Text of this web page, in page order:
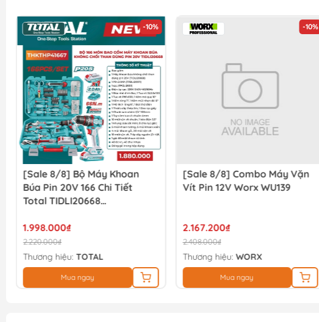
-10%
[Sale 8/8] Bộ Máy Khoan
Búa Pin 20V 166 Chi Tiết
Total TIDLI20668
1.998.000₫
2.220.000₫
Thương hiệu: TOTAL
Mua ngay
-10%
[Sale 8/8] Combo Máy Vặn
Vít Pin 12V Worx WU139
2.167.200₫
2.408.000₫
Thương hiệu:WORX
Mua ngay